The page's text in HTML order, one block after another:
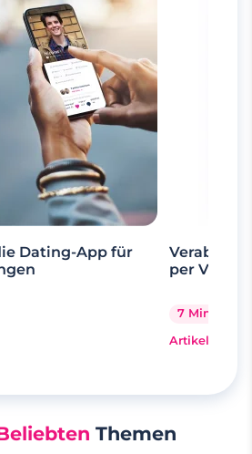
Dating-App für
per
7 Minuten
Artikel lesen
Themen